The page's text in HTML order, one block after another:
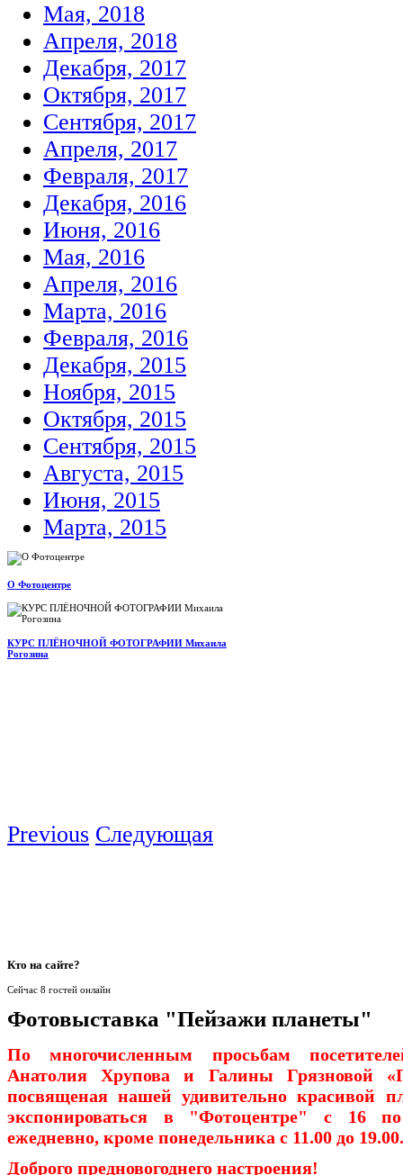
Мая, 2018
Апреля, 2018
Декабря, 2017
Октября, 2017
Сентября, 2017
Апреля, 2017
Февраля, 2017
Декабря, 2016
Июня, 2016
Мая, 2016
Апреля, 2016
Марта, 2016
Февраля, 2016
Декабря, 2015
Ноября, 2015
Октября, 2015
Сентября, 2015
Августа, 2015
Июня, 2015
Марта, 2015
О Фотоцентре
КУРС ПЛЁНОЧНОЙ ФОТОГРАФИИ Михаила
Рогозина
Previous Следующая
Кто на сайте?
Сейчас 8 гостей онлайн
Фотовыставка "Пейзажи планеты"
По многочисленным просьбам
Анатолия Хрупова и Галины Грязновой
посвященая нашей удивительно красивой
экспонироваться в "Фотоцентре" с 16
ежедневно, кроме понедельника с 11.00 до 19.00.
Доброго предновогоднего настроения!